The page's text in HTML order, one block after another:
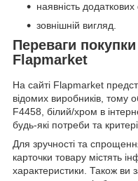
наявність
зовнішній вигляд.
Переваги покупки
Flapmarket
На сайті Flapmarket
відомих виробників, тому
F4458, білий/хром в
будь-які потреби та
Для зручності та
карточки товару містять
характеристики. Також ви